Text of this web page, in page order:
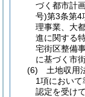
づく都市計
号)第3条第4
理事業、大
進に関する
宅街区整備
に基づく市
(6)
土地収用
1項におい
認定を受け